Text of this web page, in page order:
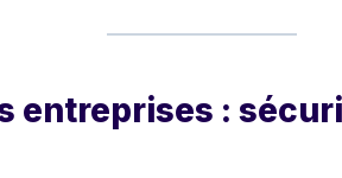
entreprises :